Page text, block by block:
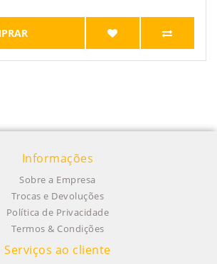
Informações
Sobre a Empresa
Trocas e Devoluções
Política de Privacidade
Termos & Condições
Serviços ao cliente